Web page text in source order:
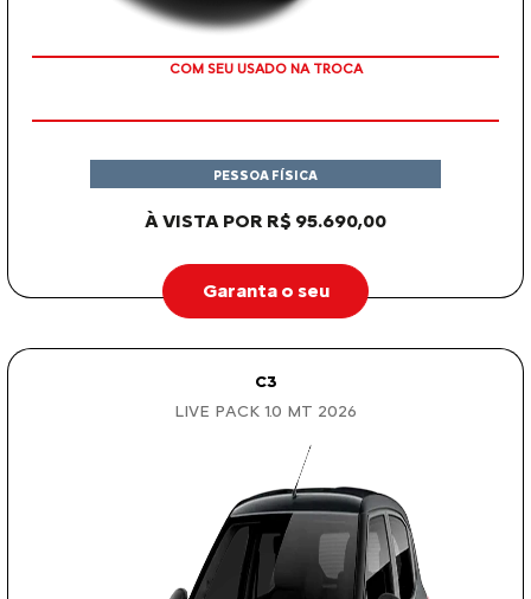
OU TAXA 0%
À VISTA POR R$ 95.690,00
PESSOA FÍSICA
Garanta o seu
C3
LIVE PACK 1.0 MT 2026